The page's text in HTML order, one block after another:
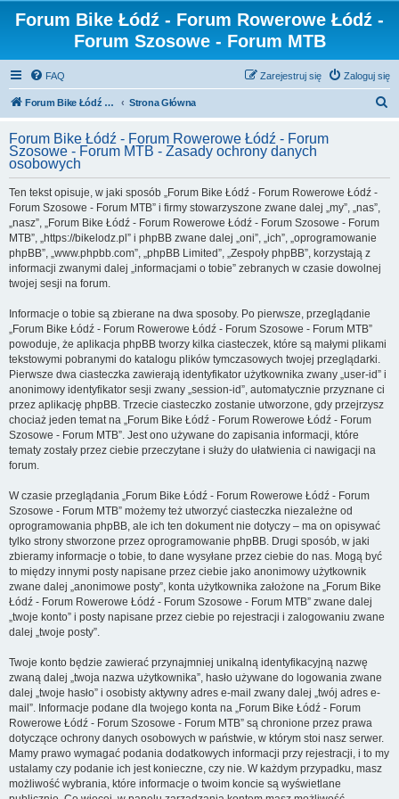
Forum Bike Łódź - Forum Rowerowe Łódź -
Forum Szosowe - Forum MTB
FAQ Zaloguj się
Zarejestruj się
Forum Bike Łódź - Forum Rowerowe Łódź - Forum Szosowe - Forum MTB Strona Główna
Forum Bike Łódź - Forum Rowerowe Łódź - Forum
Szosowe - Forum MTB - Zasady ochrony danych
osobowych
Ten tekst opisuje, w jaki sposób „Forum Bike Łódź - Forum Rowerowe Łódź -
Forum Szosowe - Forum MTB” i firmy stowarzyszone zwane dalej „my”, „nas”,
„nasz”, „Forum Bike Łódź - Forum Rowerowe Łódź - Forum Szosowe - Forum
MTB”, „https://bikelodz.pl” i phpBB zwane dalej „oni”, „ich”, „oprogramowanie
phpBB”, „www.phpbb.com”, „phpBB Limited”, „Zespoły phpBB”, korzystają z
informacji zwanymi dalej „informacjami o tobie” zebranych w czasie dowolnej
twojej sesji na forum.
Informacje o tobie są zbierane na dwa sposoby. Po pierwsze, przeglądanie
„Forum Bike Łódź - Forum Rowerowe Łódź - Forum Szosowe - Forum MTB”
powoduje, że aplikacja phpBB tworzy kilka ciasteczek, które są małymi plikami
tekstowymi pobranymi do katalogu plików tymczasowych twojej przeglądarki.
Pierwsze dwa ciasteczka zawierają identyfikator użytkownika zwany „user-id” i
anonimowy identyfikator sesji zwany „session-id”, automatycznie przyznane ci
przez aplikację phpBB. Trzecie ciasteczko zostanie utworzone, gdy przejrzysz
chociaż jeden temat na „Forum Bike Łódź - Forum Rowerowe Łódź - Forum
Szosowe - Forum MTB”. Jest ono używane do zapisania informacji, które
tematy zostały przez ciebie przeczytane i służy do ułatwienia ci nawigacji na
forum.
W czasie przeglądania „Forum Bike Łódź - Forum Rowerowe Łódź - Forum
Szosowe - Forum MTB” możemy też utworzyć ciasteczka niezależne od
oprogramowania phpBB, ale ich ten dokument nie dotyczy – ma on opisywać
tylko strony stworzone przez oprogramowanie phpBB. Drugi sposób, w jaki
zbieramy informacje o tobie, to dane wysyłane przez ciebie do nas. Mogą być
to między innymi posty napisane przez ciebie jako anonimowy użytkownik
zwane dalej „anonimowe posty”, konta użytkownika założone na „Forum Bike
Łódź - Forum Rowerowe Łódź - Forum Szosowe - Forum MTB” zwane dalej
„twoje konto” i posty napisane przez ciebie po rejestracji i zalogowaniu zwane
dalej „twoje posty”.
Twoje konto będzie zawierać przynajmniej unikalną identyfikacyjną nazwę
zwaną dalej „twoja nazwa użytkownika”, hasło używane do logowania zwane
dalej „twoje hasło” i osobisty aktywny adres e-mail zwany dalej „twój adres e-
mail”. Informacje podane dla twojego konta na „Forum Bike Łódź - Forum
Rowerowe Łódź - Forum Szosowe - Forum MTB” są chronione przez prawa
dotyczące ochrony danych osobowych w państwie, w którym stoi nasz serwer.
Mamy prawo wymagać podania dodatkowych informacji przy rejestracji, i to my
ustalamy czy podanie ich jest konieczne, czy nie. W każdym przypadku, masz
możliwość wybrania, które informacje o twoim koncie są wyświetlane